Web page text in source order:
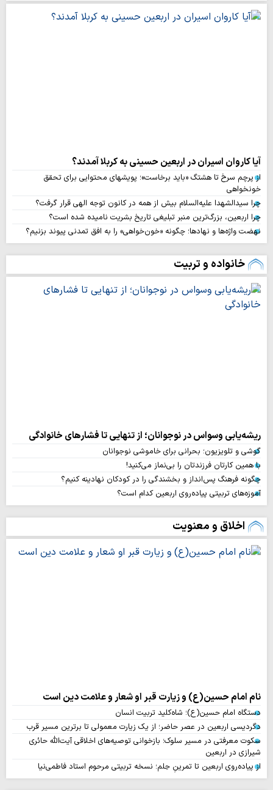
آیا کاروان اسیران در اربعین حسینی به کربلا آمدند؟
از پرچم سرخ تا هشتگ «باید برخاست»؛ پویشهای محتوایی برای تحقق
خونخواهی
چرا سیدالشهدا علیه‌السلام بیش از همه در کانون توجه الهی قرار گرفت؟
چرا اربعین، بزرگ‌ترین منبر تبلیغی تاریخ بشریت نامیده شده است؟
نهضت واژه‌ها و نهادها؛ چگونه «خون‌خواهی» را به افق تمدنی پیوند بزنیم؟
خانواده و تربیت
ریشه‌یابی وسواس در نوجوانان؛ از تنهایی تا فشارهای خانوادگی
گوشی و تلویزیون؛ بحرانی برای خاموشی نوجوانان
با همین کارتان فرزندتان را بی‌نماز می‌کنید!
چگونه فرهنگ پس‌انداز و بخشندگی را در کودکان نهادینه کنیم؟
آموزه‌های تربیتی پیاده‌روی اربعین کدام است؟
اخلاق و معنویت
نام امام حسین(ع) و زیارت قبر او شعار و علامت دین است
دستگاه امام حسین(ع)؛ شاه‌کلید تربیت انسان
دگردیسی اربعین در عصر حاضر؛ از یک زیارت معمولی تا برترین مسیر قرب
سکوت معرفتی در مسیر سلوک؛ بازخوانی توصیه‌های اخلاقی آیت‌الله حائری
شیرازی در اربعین
از پیاده‌روی اربعین تا تمرینِ حِلم؛ نسخه تربیتی مرحوم استاد فاطمی‌نیا